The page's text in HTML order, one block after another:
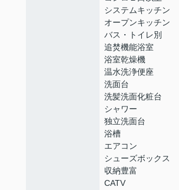
システムキッチン
オープンキッチン
バス・トイレ別
追焚機能浴室
浴室乾燥機
温水洗浄便座
洗面台
洗髪洗面化粧台
シャワー
独立洗面台
浴槽
エアコン
シューズボックス
収納豊富
CATV